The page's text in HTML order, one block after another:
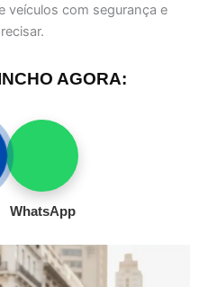
com segurança e
AGORA:
WhatsApp